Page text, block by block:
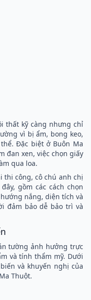
thất kỹ càng nhưng chỉ
vì bị ẩm, bong keo,
Đặc biệt ở Buôn Ma
đan xen, việc chọn giấy
qua loa.
công, cô chú anh chị
gồm các cách chọn
nắng, diện tích và
đảm bảo dễ bảo trì và
tường ảnh hưởng trực
và tính thẩm mỹ. Dưới
và khuyến nghị của
Thuột.